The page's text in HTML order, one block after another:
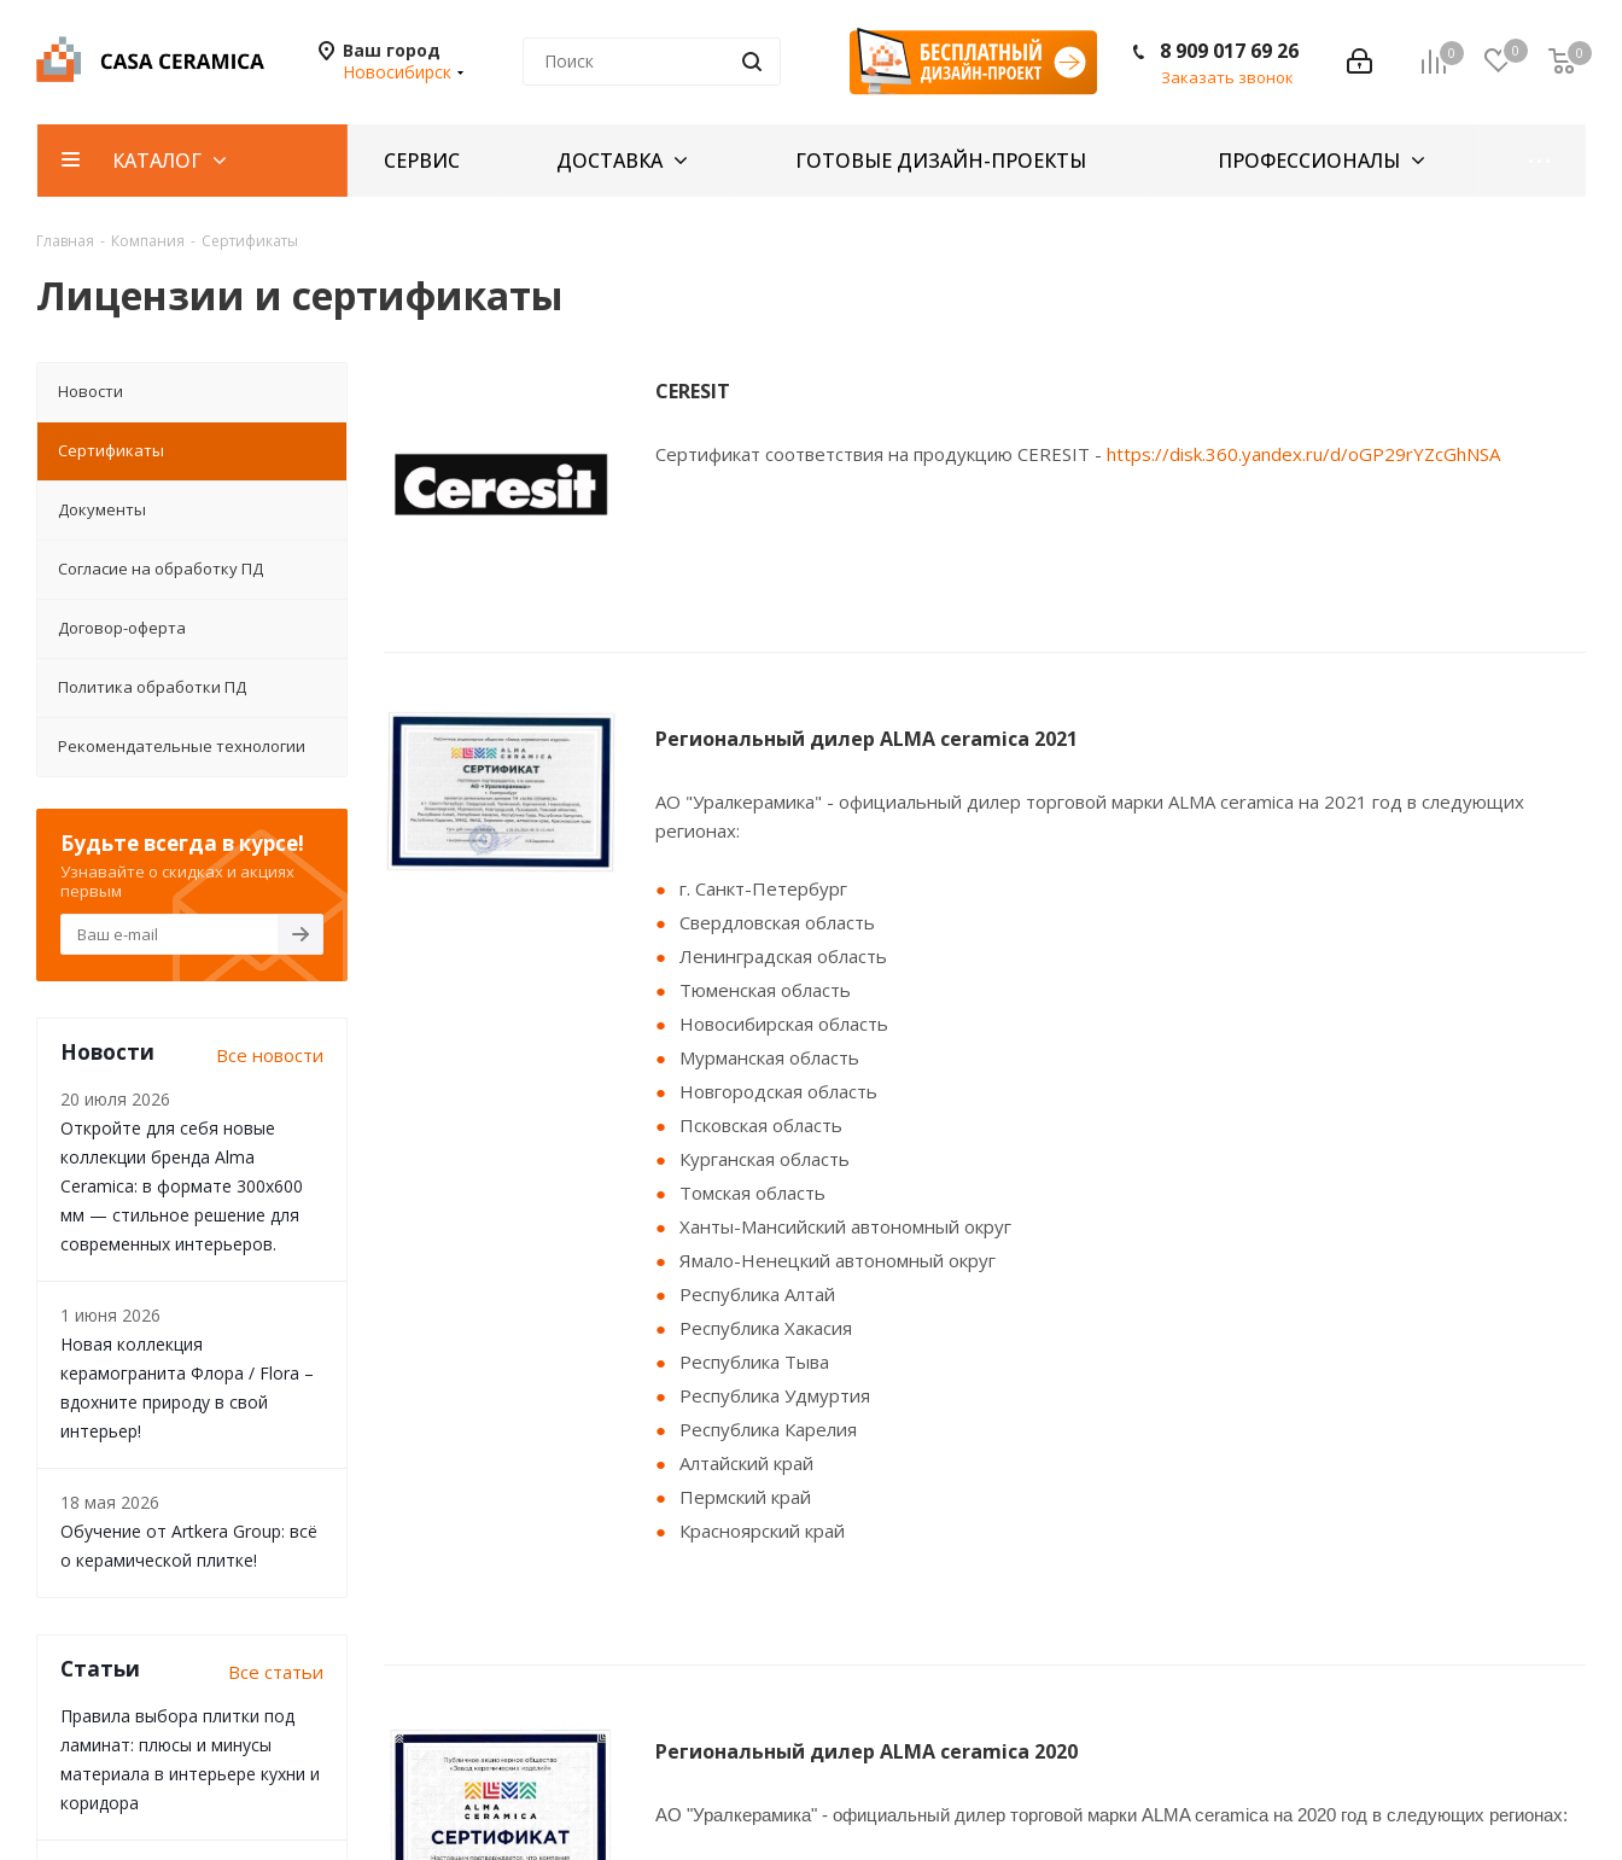
Ваш город
Новосибирск
0 0 0
8 909 017 69 26
Заказать звонок
КАТАЛОГ СЕРВИС ДОСТАВКА ГОТОВЫЕ ДИЗАЙН-ПРОЕКТЫ ПРОФЕССИОНАЛЫ
Главная - Компания - Сертификаты
Лицензии и сертификаты
CERESIT
Сертификат соответствия на продукцию CERESIT - https://disk.360.yandex.ru/d/oGP29rYZcGhNSA
Региональный дилер ALMA ceramica 2021
АО "Уралкерамика" - официальный дилер торговой марки ALMA ceramica на 2021 год в следующих
регионах:
г. Санкт-Петербург
Свердловская область
Ленинградская область
Тюменская область
Новосибирская область
Мурманская область
Новгородская область
Псковская область
Курганская область
Томская область
Ханты-Мансийский автономный округ
Ямало-Ненецкий автономный округ
Республика Алтай
Республика Хакасия
Республика Тыва
Республика Удмуртия
Республика Карелия
Алтайский край
Пермский край
Красноярский край
Региональный дилер ALMA ceramica 2020
АО "Уралкерамика" - официальный дилер торговой марки ALMA ceramica на 2020 год в следующих регионах:
Новости
Сертификаты
Документы
Согласие на обработку ПД
Договор-оферта
Политика обработки ПД
Рекомендательные технологии
Будьте всегда в курсе!
Узнавайте о скидках и акциях
первым
Новости Все новости
20 июля 2026
Откройте для себя новые
коллекции бренда Alma
Ceramica: в формате 300х600
мм — стильное решение для
современных интерьеров.
1 июня 2026
Новая коллекция
керамогранита Флора / Flora –
вдохните природу в свой
интерьер!
18 мая 2026
Обучение от Artkera Group: всё
о керамической плитке!
Статьи Все статьи
Правила выбора плитки под
ламинат: плюсы и минусы
материала в интерьере кухни и
коридора